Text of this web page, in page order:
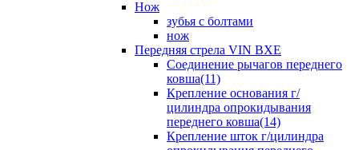
Нож
зубья с болтами
нож
Передняя стрела VIN BXE
Cоединение рычагов переднего
ковша(11)
Крепление основания г/
цилиндра опрокидывания
переднего ковша(14)
Крепление шток г/цилиндра